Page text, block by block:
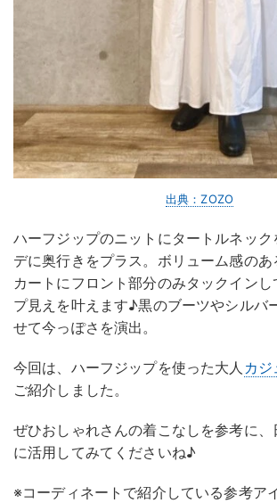
出典：ZOZO
ハーフジップのニットにタートルネック
デに奥行きをプラス。ボリューム感のあ
カートにフロント部分のみタックインし
プ見えを叶えます♪黒のブーツやシルバ
せて今っぽさを演出。
今回は、ハーフジップを使った大人 カ
ご紹介しました。
ぜひおしゃれさんの着こなしを参考に
に活用してみてくださいね♪
※コーディネートで紹介している参考ア